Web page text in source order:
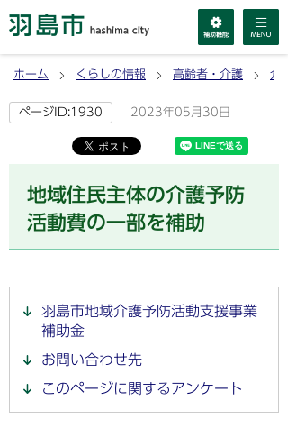
ホーム くらしの情報 高齢者・介護 介
ページID:1930 2023年05月30日
地域住民主体の介護予防
活動費の一部を補助
羽島市地域介護予防活動支援事業
補助金
お問い合わせ先
このページに関するアンケート